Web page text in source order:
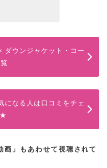
ウンジャケット・コー
なる人は口コミをチェ
★
画」もあわせて視聴されて